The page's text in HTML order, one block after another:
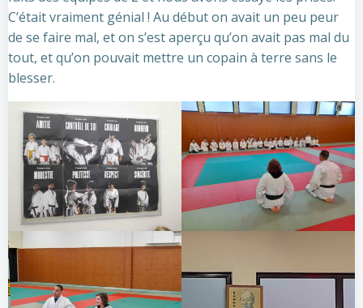
C’était vraiment génial ! Au début on avait un peu peur
de se faire mal, et on s’est aperçu qu’on avait pas mal du
tout, et qu’on pouvait mettre un copain à terre sans le
blesser.